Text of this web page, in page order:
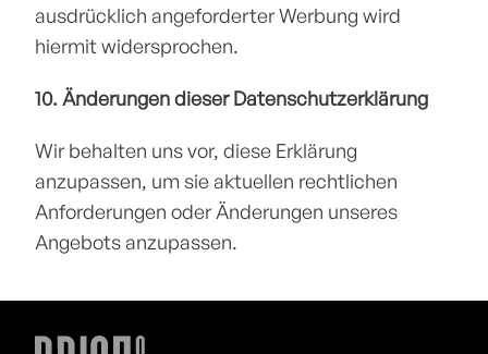
ausdrücklich angeforderter Werbung wird
hiermit widersprochen.
10. Änderungen dieser Datenschutzerklärung
Wir behalten uns vor, diese Erklärung
anzupassen, um sie aktuellen rechtlichen
Anforderungen oder Änderungen unseres
Angebots anzupassen.